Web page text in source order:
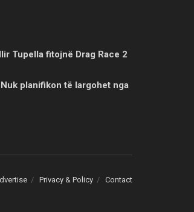
Tupella fitojnë Drag Race 2
planifikon të largohet nga
Privacy & Policy Contact